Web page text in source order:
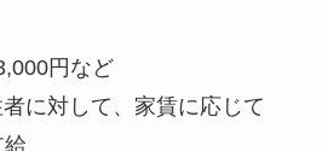
円など
に対して、家賃に応じて